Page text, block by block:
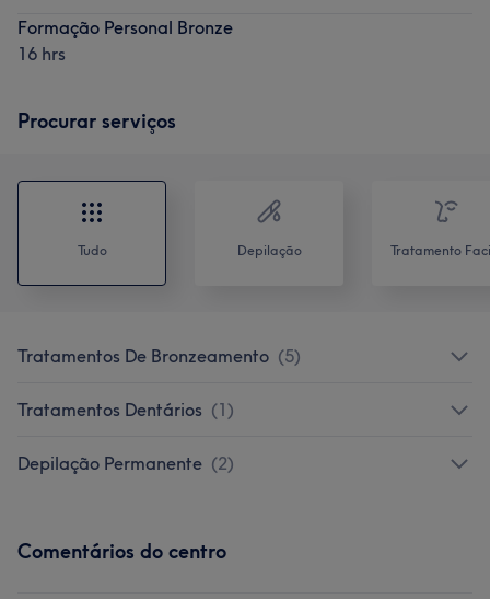
Formação Personal Bronze
16 hrs
Procurar serviços
Tudo Depilação Tratamento
Tratamentos De Bronzeamento (5)
Tratamentos Dentários (1)
Depilação Permanente (2)
Comentários do centro